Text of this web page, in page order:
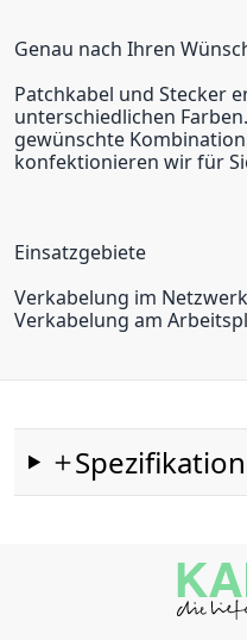
Genau nach Ihren
Patchkabel und Stecker
unterschiedlichen
gewünschte
konfektionieren wir für
Einsatzgebiete
Verkabelung im
Verkabelung am